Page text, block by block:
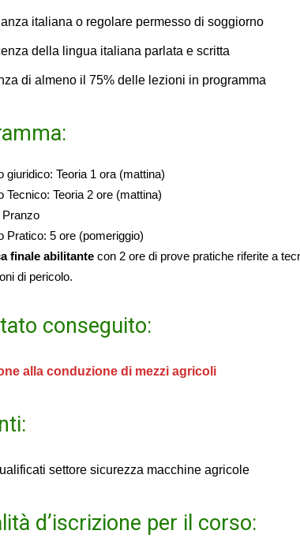
italiana o regolare permesso di soggiorno
della lingua italiana parlata e scritta
di almeno il 75% delle lezioni in programma
giuridico: Teoria 1 ora (mattina)
Tecnico: Teoria 2 ore (mattina)
Pranzo
Pratico: 5 ore (pomeriggio)
finale abilitante con 2 ore di prove pratiche riferite a
di pericolo.
conseguito:
alla conduzione di mezzi agricoli
settore sicurezza macchine agricole
d’iscrizione per il corso: